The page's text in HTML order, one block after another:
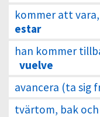
kommer att
estar
han kommer
vuelve
avancera (ta sig
tvärtom, bak